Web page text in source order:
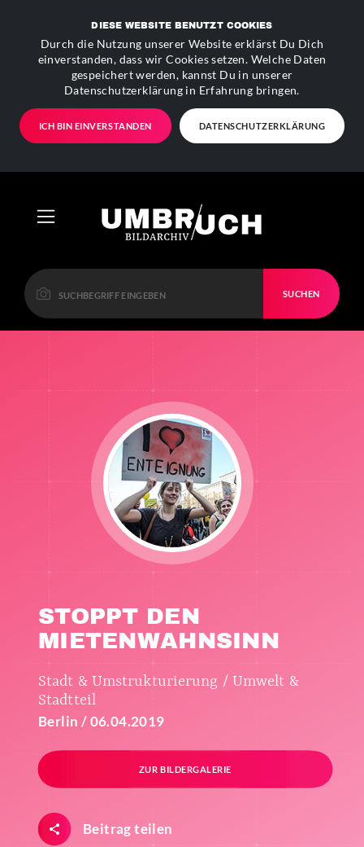
DIESE WEBSITE BENUTZT COOKIES
Durch die Nutzung unserer Website erklärst Du Dich
einverstanden, dass wir Cookies setzen. Welche Daten
gespeichert werden, kannst Du in unserer
Datenschutzerklärung in Erfahrung bringen.
ICH BIN EINVERSTANDEN DATENSCHUTZERKLÄRUNG
SUCHEN
STOPPT DEN
MIETENWAHNSINN
Stadt & Umstrukturierung / Umwelt &
Stadtteil
Berlin / 06.04.2019
ZUR BILDERGALERIE
Beitrag teilen